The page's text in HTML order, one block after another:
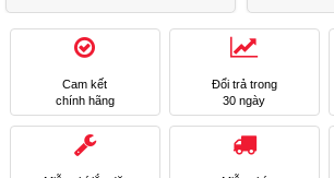
Cam kết
chính hãng
Đổi trả trong
30 ngày